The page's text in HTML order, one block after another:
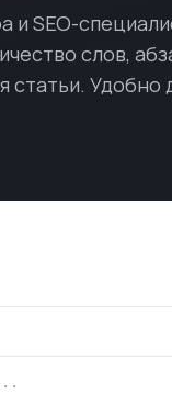
SEO-
слов,
Удобно